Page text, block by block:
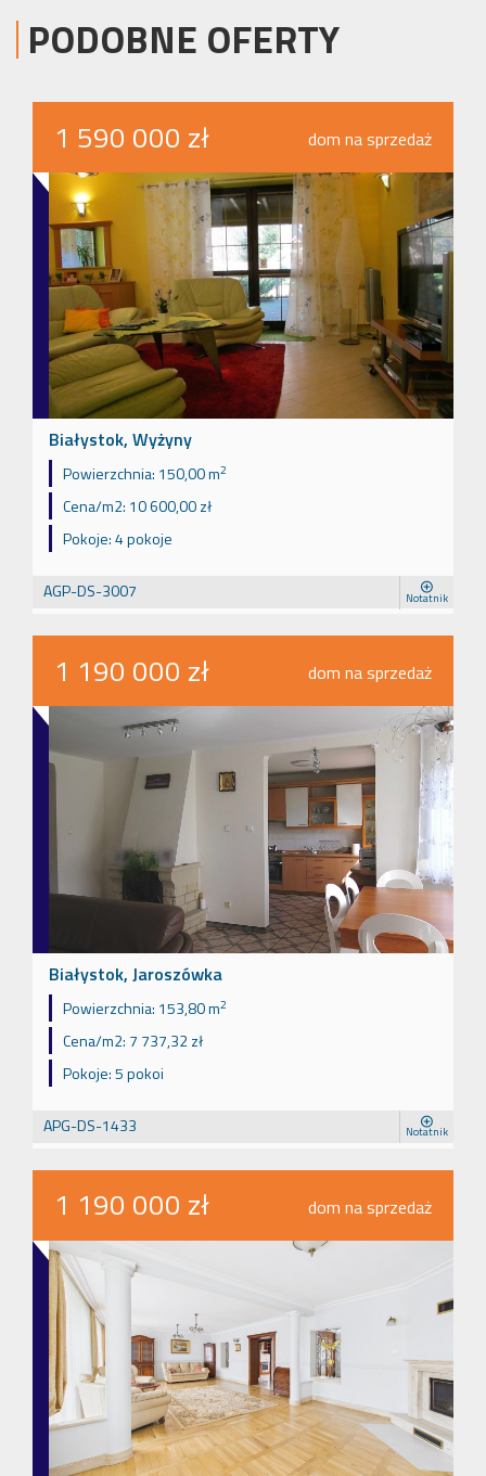
PODOBNE OFERTY
1 590 000 zł dom na sprzedaż
Białystok, Wyżyny
Powierzchnia: 150,00 m2
Cena/m2: 10 600,00 zł
Pokoje:4 pokoje
AGP-DS-3007 Notatnik
1 190 000 zł dom na sprzedaż
Białystok, Jaroszówka
Powierzchnia: 153,80 m2
Cena/m2: 7 737,32 zł
Pokoje:5 pokoi
APG-DS-1433 Notatnik
1 190 000 zł dom na sprzedaż